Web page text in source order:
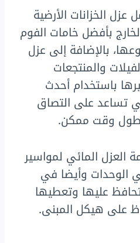
الخزانات الأرضية
بأفضل خامات الفوم
بالإضافة إلى عزل
والمنتجعات
باستخدام أحدث
تساعد على التصاق
وقت ممكن.
العزل المائي لمواسير
الوحدات وأيضا في
عليها وتعطيها
على هيكل المبنى.